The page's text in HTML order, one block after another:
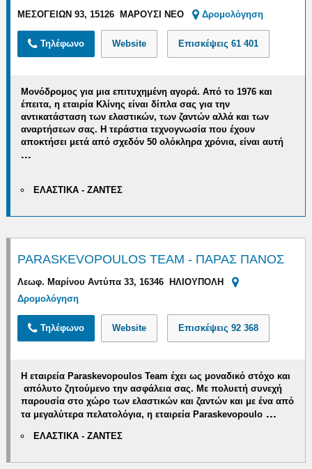
ΜΕΣΟΓΕΙΩΝ 93, 15126 ΜΑΡΟΥΣΙ ΝΕΟ Δρομολόγηση
Τηλέφωνο Website Επισκέψεις61 401
Μονόδρομος για μια επιτυχημένη αγορά.Από το 1976 και
έπειτα, η εταιρία Κλίνης είναι δίπλα σαςγια την
αντικατάστασητων ελαστικών, των ζαντών αλλά και των
αναρτήσεων σας. Η τεράστια τεχνογνωσία που έχουν
αποκτήσει μετά από σχεδόν 50 ολόκληρα χρόνια, είναι αυτή
...
ΕΛΑΣΤΙΚΑ - ΖΑΝΤΕΣ
PARASKEVOPOULOS TEAM - ΠΑΡΑΣ ΠΑΝΟΣ
Λεωφ. Μαρίνου Αντύπα 33, 16346 ΗΛΙΟΥΠΟΛΗ
Δρομολόγηση
Τηλέφωνο Website Επισκέψεις92 368
Η εταιρεία Paraskevopoulos Team έχει ως μοναδικό στόχο και
απόλυτο ζητούμενο την ασφάλεια σας. Μεπολυετή συνεχή
παρουσία στο χώρο των ελαστικών και ζαντών και με ένα από
τα μεγαλύτερα πελατολόγια, η εταιρεία Paraskevopoulo ...
ΕΛΑΣΤΙΚΑ - ΖΑΝΤΕΣ